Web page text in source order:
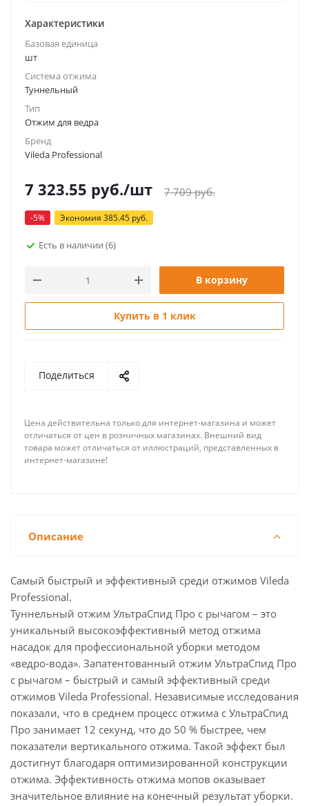
Характеристики
Базовая единица
шт
Система отжима
Туннельный
Тип
Отжим для ведра
Бренд
Vileda Professional
7 323.55 руб./шт 7 709руб.
-5% Экономия 385.45 руб.
Есть в наличии (6)
В корзину
Купить в 1 клик
Поделиться
Цена действительна только для интернет-магазина и может
отличаться от цен в розничных магазинах. Внешний вид
товара может отличаться от иллюстраций, представленных в
интернет-магазине!
Описание
Самый быстрый и эффективный среди отжимов Vileda
Professional.
Туннельный отжим УльтраСпид Про с рычагом – это
уникальный высокоэффективный метод отжима
насадок для профессиональной уборки методом
«ведро-вода». Запатентованный отжим УльтраСпид Про
с рычагом – быстрый и самый эффективный среди
отжимов Vileda Professional. Независимые исследования
показали, что в среднем процесс отжима c УльтраСпид
Про занимает 12 секунд, что до 50 % быстрее, чем
показатели вертикального отжима. Такой эффект был
достигнут благодаря оптимизированной конструкции
отжима. Эффективность отжима мопов оказывает
значительное влияние на конечный результат уборки.